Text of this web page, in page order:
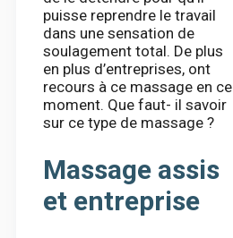
puisse reprendre le travail
dans une sensation de
soulagement total. De plus
en plus d’entreprises, ont
recours à ce massage en ce
moment. Que faut- il savoir
sur ce type de massage ?
Massage assis
et entreprise